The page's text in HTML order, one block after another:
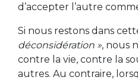
d’accepter l’autre
Si nous restons dans
déconsidération », nous
contre la vie, contre la
autres. Au contraire,